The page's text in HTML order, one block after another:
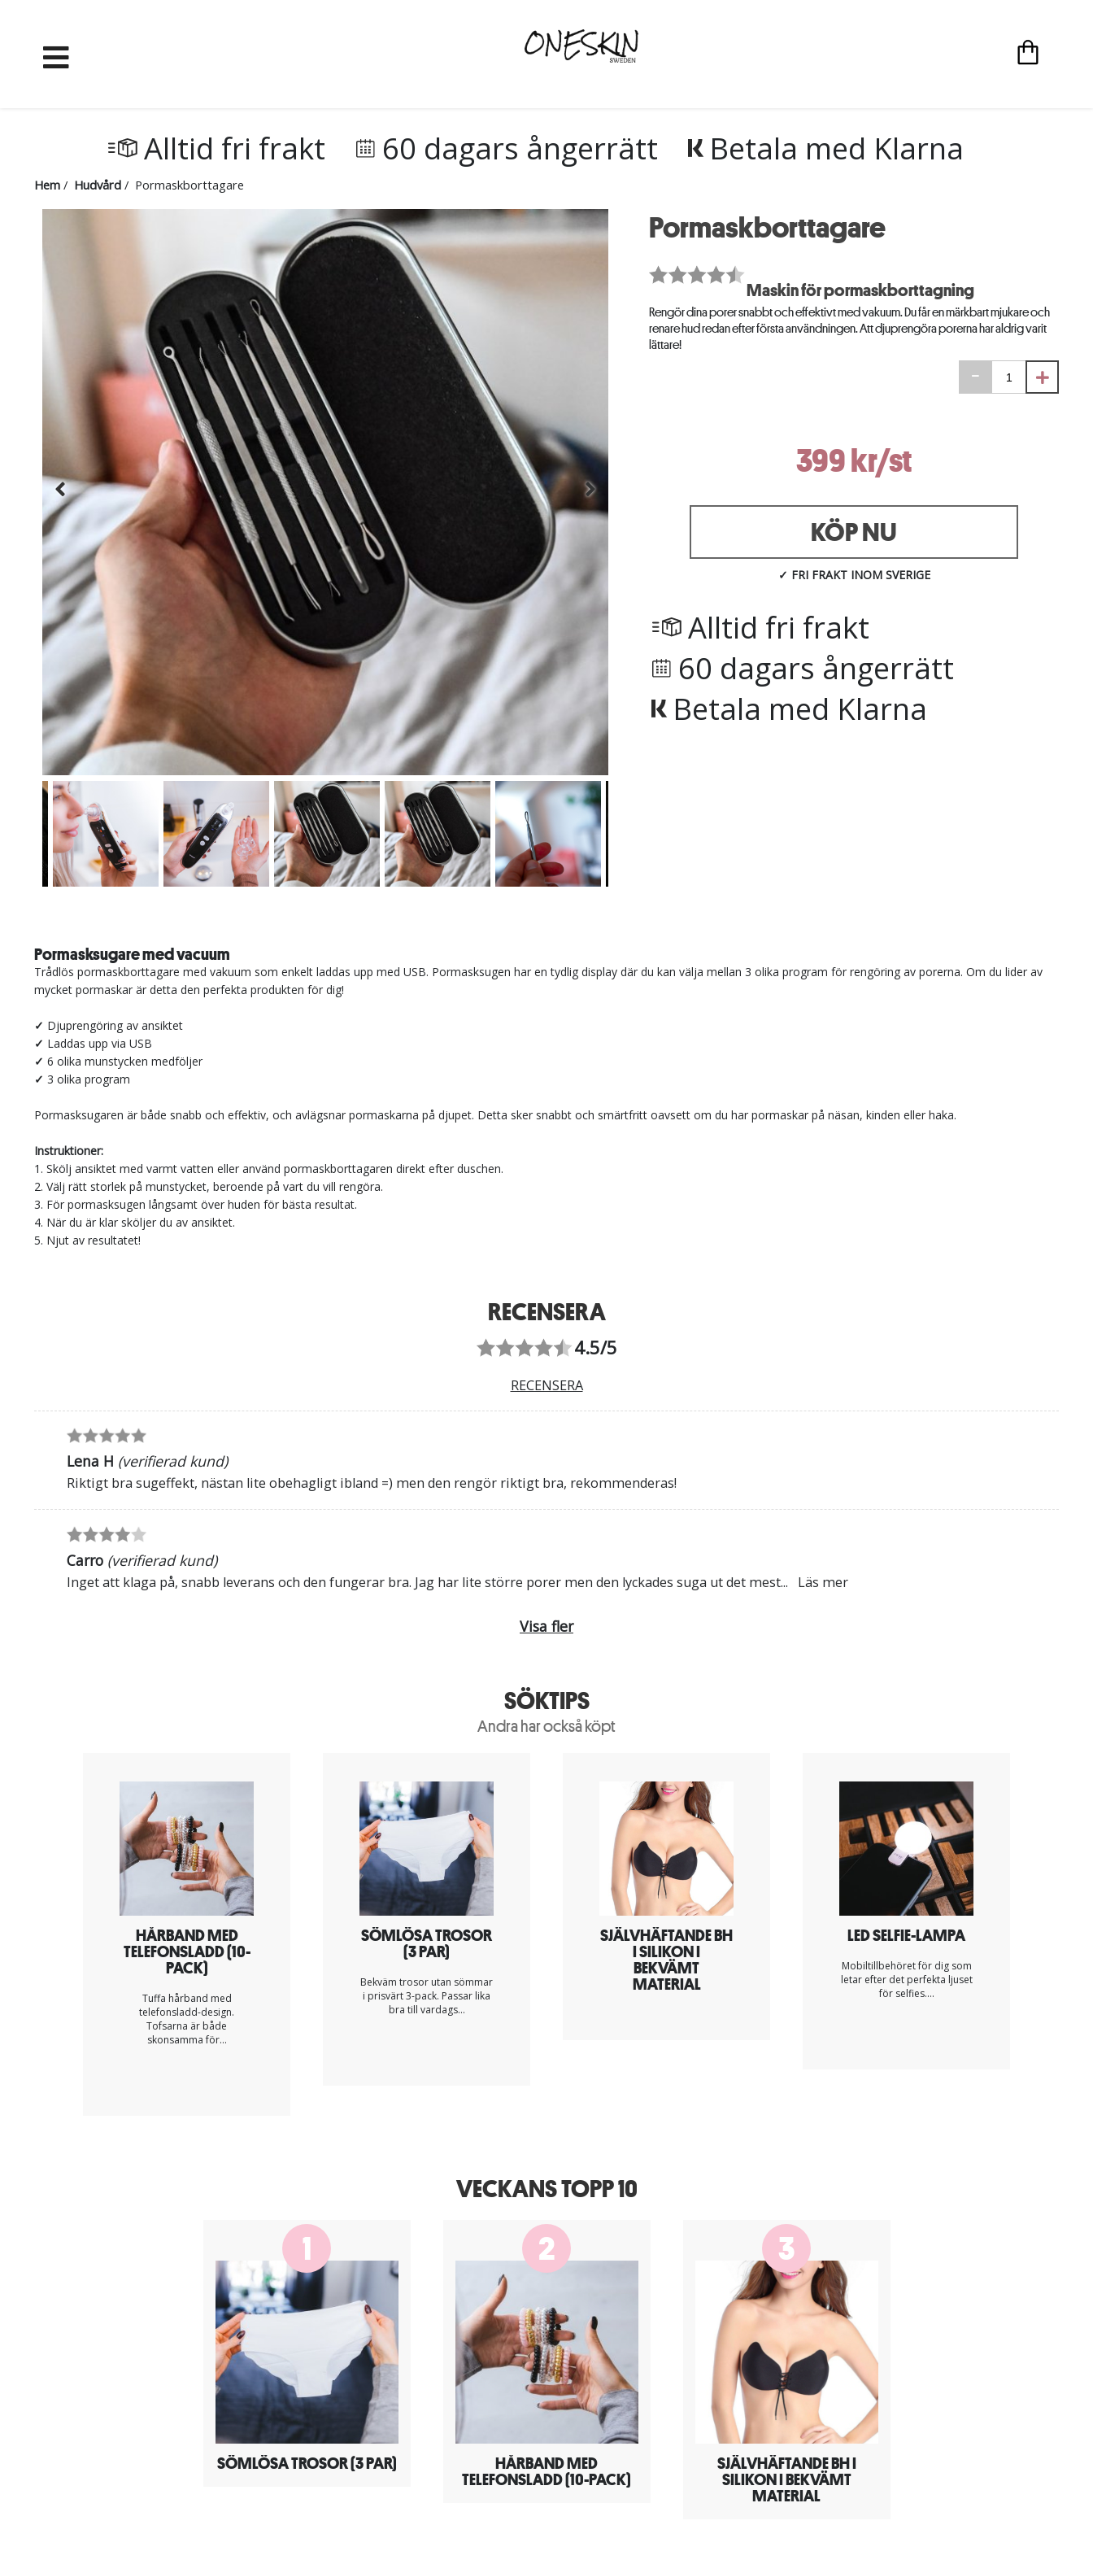
Alltid fri frakt 60 dagars ångerrätt Betala med Klarna
Hem / Hudvård / Pormaskborttagare
Pormaskborttagare
Maskin för pormaskborttagning
Rengör dina porer snabbt och effektivt med vakuum. Du får en märkbart mjukare och
renare hud redan efter första användningen. Att djuprengöra porerna har aldrig varit
lättare!
399 kr/st
KÖP NU
✓ FRI FRAKT INOM SVERIGE
Alltid fri frakt
60 dagars ångerrätt
Betala med Klarna
Pormasksugare med vacuum
Trådlös pormaskborttagare med vakuum som enkelt laddas upp med USB. Pormasksugen har en tydlig display där du kan välja mellan 3 olika program för rengöring av porerna. Om du lider av
mycket pormaskar är detta den perfekta produkten för dig!
✓ Djuprengöring av ansiktet
✓ Laddas upp via USB
✓ 6 olika munstycken medföljer
✓ 3 olika program
Pormasksugaren är både snabb och effektiv, och avlägsnar pormaskarna på djupet. Detta sker snabbt och smärtfritt oavsett om du har pormaskar på näsan, kinden eller haka.
Instruktioner:
1. Skölj ansiktet med varmt vatten eller använd pormaskborttagaren direkt efter duschen.
2. Välj rätt storlek på munstycket, beroende på vart du vill rengöra.
3. För pormasksugen långsamt över huden för bästa resultat.
4. När du är klar sköljer du av ansiktet.
5. Njut av resultatet!
RECENSERA
4.5/5
RECENSERA
Lena H (verifierad kund)
Riktigt bra sugeffekt, nästan lite obehagligt ibland =) men den rengör riktigt bra, rekommenderas!
Carro (verifierad kund)
Inget att klaga på, snabb leverans och den fungerar bra. Jag har lite större porer men den lyckades suga ut det mest... Läs mer
Visa fler
SÖKTIPS
Andra har också köpt
HÅRBAND MED
TELEFONSLADD (10-
PACK)
Tuffa hårband med
telefonsladd-design.
Tofsarna är både
skonsamma för...
SÖMLÖSA TROSOR
(3 PAR)
Bekväm trosor utan sömmar
i prisvärt 3-pack. Passar lika
bra till vardags...
SJÄLVHÄFTANDE BH
I SILIKON I
BEKVÄMT
MATERIAL
LED SELFIE-LAMPA
Mobiltillbehöret för dig som
letar efter det perfekta ljuset
för selfies....
VECKANS TOPP 10
1
SÖMLÖSA TROSOR (3 PAR)
2
HÅRBAND MED
TELEFONSLADD (10-PACK)
3
SJÄLVHÄFTANDE BH I
SILIKON I BEKVÄMT
MATERIAL